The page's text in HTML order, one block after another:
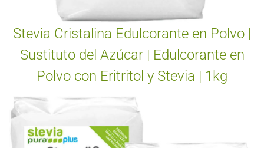
Stevia Cristalina Edulcorante en Polvo |
Sustituto del Azúcar | Edulcorante en
Polvo con Eritritol y Stevia | 1kg